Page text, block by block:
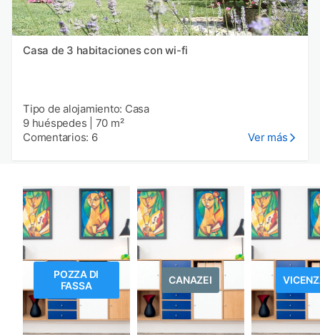
Casa de 3 habitaciones con wi-fi
Tipo de alojamiento: Casa
9 huéspedes
70 m²
Comentarios: 6
Ver más
POZZA DI
FASSA
CANAZEI